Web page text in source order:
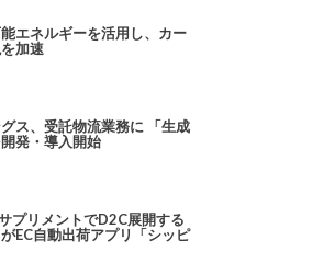
エネルギーを活用し、カー
加速
ス、受託物流業務に 「生成
発・導入開始
プリメントでD2C展開する
EC自動出荷アプリ「シッピ